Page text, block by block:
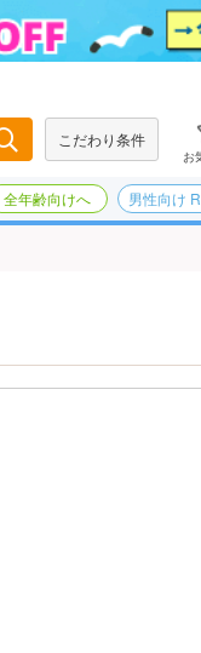
こだわり条件
お
全年齢向けへ 男性向け